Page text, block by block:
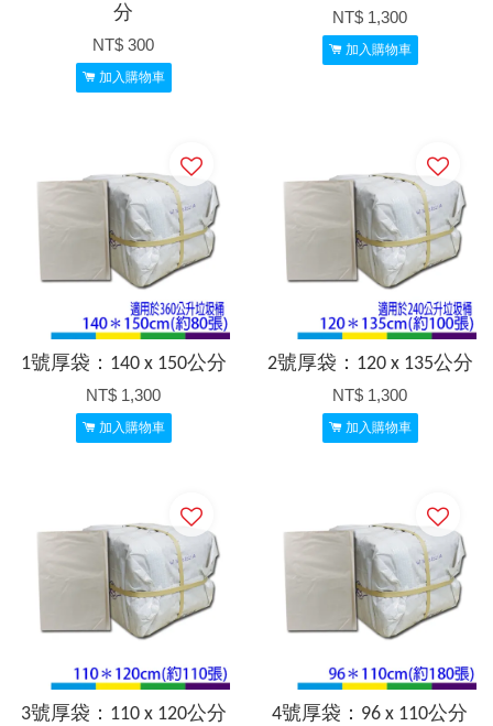
分
NT$ 300
加入購物車
NT$ 1,300
加入購物車
1號厚袋：140 x 150公分
NT$ 1,300
加入購物車
2號厚袋：120 x 135公分
NT$ 1,300
加入購物車
3號厚袋：110 x 120公分
4號厚袋：96 x 110公分